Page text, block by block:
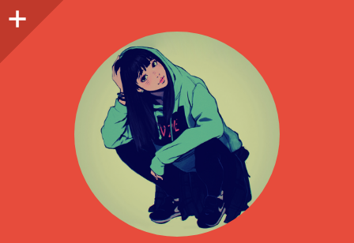
O
p
e
n
i
d
e
b
a
Seitenleiste